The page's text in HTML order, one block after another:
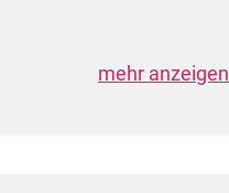
(6 Paare)mehr anzeigen